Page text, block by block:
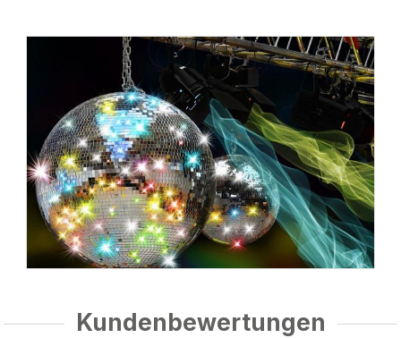
Kundenbewertungen